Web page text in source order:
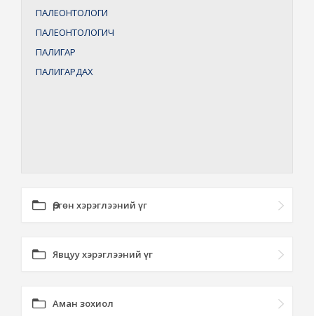
ПАЛЕОНТОЛОГИ
ПАЛЕОНТОЛОГИЧ
ПАЛИГАР
ПАЛИГАРДАХ
Өргөн хэрэглээний үг
Явцуу хэрэглээний үг
Аман зохиол